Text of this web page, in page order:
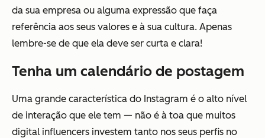
da sua empresa ou alguma expressão que faça
referência aos seus valores e à sua cultura. Apenas
lembre-se de que ela deve ser curta e clara!
Tenha um calendário de postagem
Uma grande característica do Instagram é o alto nível
de interação que ele tem — não é à toa que muitos
digital influencers investem tanto nos seus perfis no